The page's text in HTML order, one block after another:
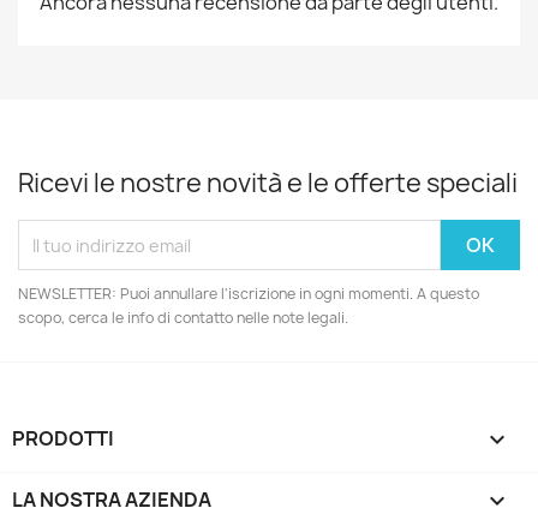
Ricevi le nostre novità e le offerte speciali
NEWSLETTER: Puoi annullare l'iscrizione in ogni momenti. A questo
scopo, cerca le info di contatto nelle note legali.
PRODOTTI 
LA NOSTRA AZIENDA 